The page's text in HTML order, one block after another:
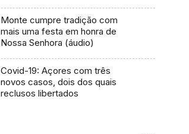
Monte cumpre tradição com
mais uma festa em honra de
Nossa Senhora (áudio)
Covid-19: Açores com três
novos casos, dois dos quais
reclusos libertados